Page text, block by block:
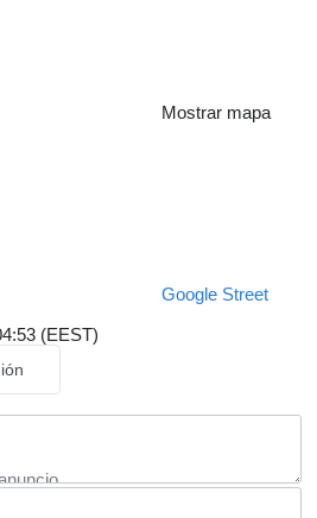
Mostrar mapa
Google Street
(EEST)